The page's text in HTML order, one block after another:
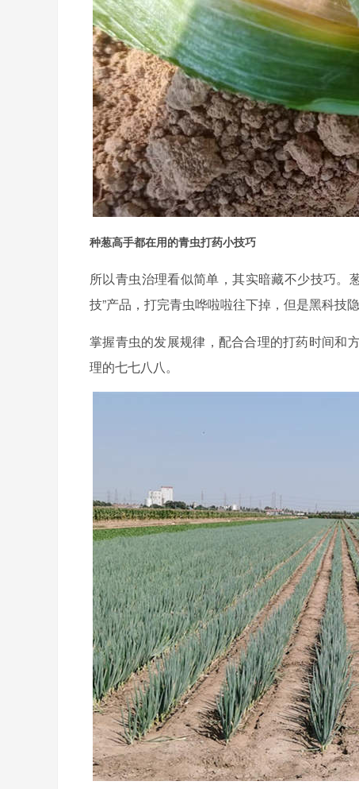
种葱高手都在用的青虫打药小技巧
所以青虫治理看似简单，其实暗藏不少技巧。
技”产品，打完青虫哗啦啦往下掉，但是黑科技
掌握青虫的发展规律，配合合理的打药时间和
理的七七八八。